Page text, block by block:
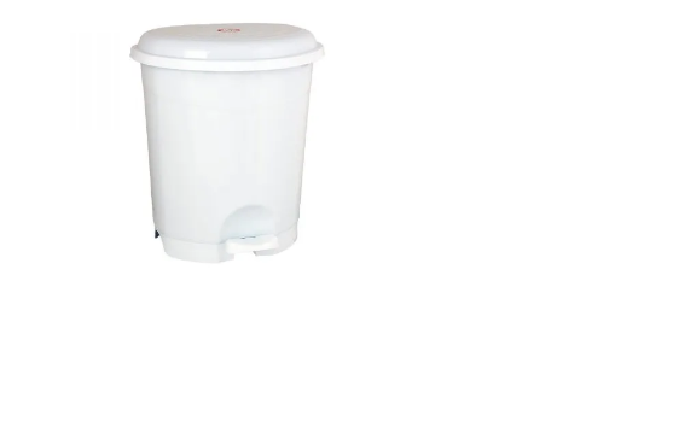
Odpadkový koš plastový 26 l - šedý